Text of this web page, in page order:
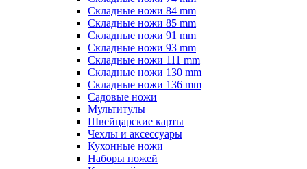
Складные ножи 84 mm
Складные ножи 85 mm
Складные ножи 91 mm
Складные ножи 93 mm
Складные ножи 111 mm
Складные ножи 130 mm
Складные ножи 136 mm
Садовые ножи
Мультитулы
Швейцарские карты
Чехлы и аксессуары
Кухонные ножи
Наборы ножей